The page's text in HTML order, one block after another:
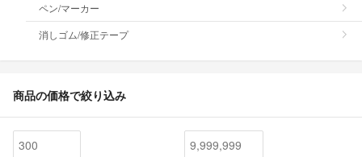
ペン/マーカー
消しゴム/修正テープ
商品の価格で絞り込み